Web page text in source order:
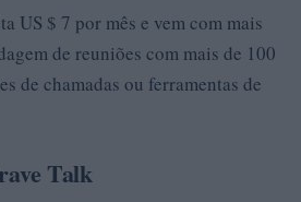
US $ 7 por mês e vem com mais
de reuniões com mais de 100
de chamadas ou ferramentas de
Talk